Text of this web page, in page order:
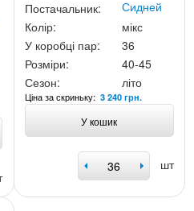
Постачальник:
Сидней
Колір:
мікс
У коробці пар:
36
Розміри:
40-45
Сезон:
літо
Ціна за скриньку:3 240 грн.
У кошик
шт